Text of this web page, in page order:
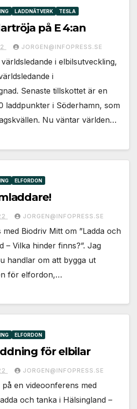
LADDNÄTVERK TESLA
på E 4:an
JORGEN@INFOPRESS.SE
i elbilsutveckling,
i
Senaste tillskottet är en
laddpunkter i Söderhamn, som
Nu väntar världen…
ELFORDON
JORGEN@INFOPRESS.SE
Biodriv Mitt om ”Ladda och
– Vilka hinder finns?”. Jag
handlar om att bygga ut
för elfordon,…
ELFORDON
för elbilar
JORGEN@INFOPRESS.SE
en videoonferens med
och tanka i Hälsingland –